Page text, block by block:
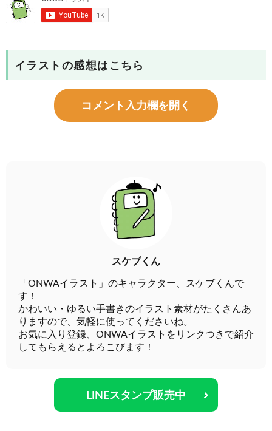
イラストの感想はこちら
コメント入力欄を開く
スケブくん
「ONWAイラスト」のキャラクター、スケブくんで
す！
かわいい・ゆるい手書きのイラスト素材がたくさんあ
りますので、気軽に使ってくださいね。
お気に入り登録、ONWAイラストをリンクつきで紹介
してもらえるとよろこびます！
LINEスタンプ販売中